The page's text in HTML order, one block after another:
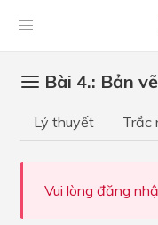
Bài 4.: Bản
Lý thuyết Trắc
Vui lòng đăng